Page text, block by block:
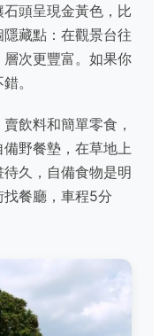
頭呈現金黃色，比
藏點：在觀景台往
次更豐富。如果你
。
飲料和簡單零食，
野餐墊，在草地上
久，自備食物是明
餐廳，車程5分